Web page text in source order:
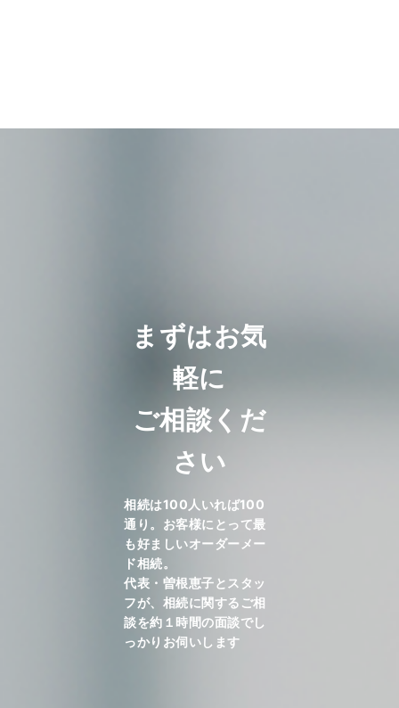
まずはお気
軽に
ご相談くだ
さい
相続は100人いれば100
通り。お客様にとって最
も好ましいオーダーメー
ド相続。
代表・曽根恵子とスタッ
フが、相続に関するご相
談を約１時間の面談でし
っかりお伺いします